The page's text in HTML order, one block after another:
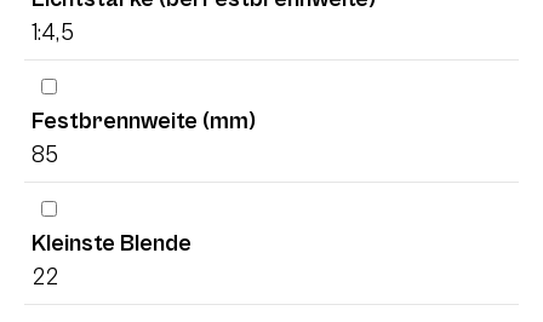
1:4,5
Festbrennweite (mm)
85
Kleinste Blende
22